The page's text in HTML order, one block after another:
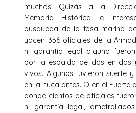
muchos. Quizás a la
Memoria Histórica le
búsqueda de la fosa marina
yacen 356 oficiales de la
ni garantía legal alguna
por la espalda de dos en dos
vivos. Algunos tuvieron suerte
en la nuca antes. O en el Fuerte
donde cientos de oficiales
ni garantía legal,